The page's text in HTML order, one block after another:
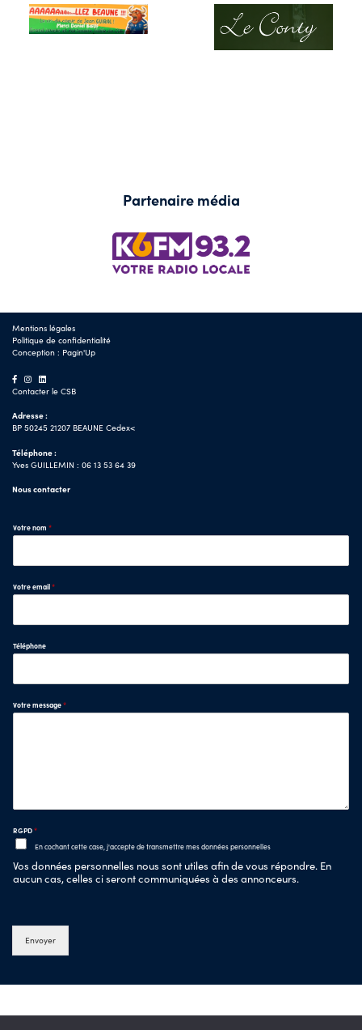
Partenaire média
Mentions légales
Politique de confidentialité
Conception : Pagin'Up
Contacter le CSB
Adresse :
BP 50245 21207 BEAUNE Cedex<
Téléphone :
Yves GUILLEMIN : 06 13 53 64 39
Nous contacter
Votre nom *
Votre email*
Téléphone
Votre message*
RGPD*
En cochant cette case, j'accepte de transmettre mes données personnelles
Vos données personnelles nous sont utiles afin de vous répondre. En
aucun cas, celles ci seront communiquées à des annonceurs.
Envoyer